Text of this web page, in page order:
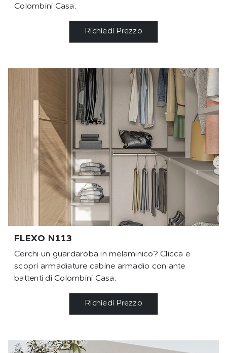
Colombini Casa.
Richiedi Prezzo
FLEXO N113
Cerchi un guardaroba in melaminico? Clicca e
scopri armadiature cabine armadio con ante
battenti di Colombini Casa.
Richiedi Prezzo